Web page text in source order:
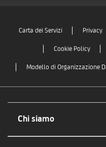
Carta dei Servizi Privacy
Cookie Policy
Modello di Organizzazione
Chi siamo